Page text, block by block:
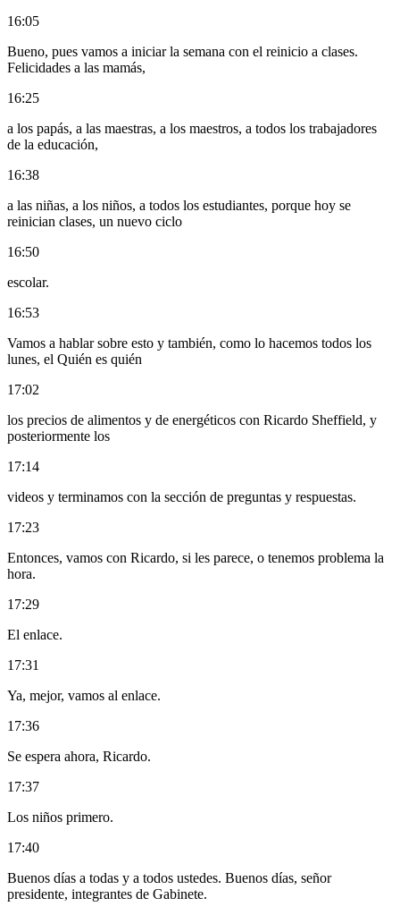
16:05
Bueno, pues vamos a iniciar la semana con el reinicio a clases.
Felicidades a las mamás,
16:25
a los papás, a las maestras, a los maestros, a todos los trabajadores
de la educación,
16:38
a las niñas, a los niños, a todos los estudiantes, porque hoy se
reinician clases, un nuevo ciclo
16:50
escolar.
16:53
Vamos a hablar sobre esto y también, como lo hacemos todos los
lunes, el Quién es quién
17:02
los precios de alimentos y de energéticos con Ricardo Sheffield, y
posteriormente los
17:14
videos y terminamos con la sección de preguntas y respuestas.
17:23
Entonces, vamos con Ricardo, si les parece, o tenemos problema la
hora.
17:29
El enlace.
17:31
Ya, mejor, vamos al enlace.
17:36
Se espera ahora, Ricardo.
17:37
Los niños primero.
17:40
Buenos días a todas y a todos ustedes. Buenos días, señor
presidente, integrantes de Gabinete.